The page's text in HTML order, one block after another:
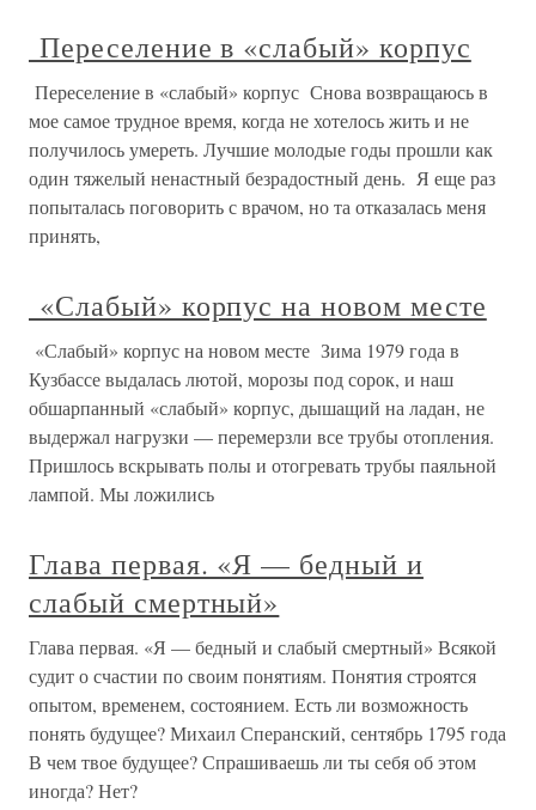
Переселение в «слабый» корпус
Переселение в «слабый» корпус Снова возвращаюсь в
мое самое трудное время, когда не хотелось жить и не
получилось умереть. Лучшие молодые годы прошли как
один тяжелый ненастный безрадостный день. Я еще раз
попыталась поговорить с врачом, но та отказалась меня
принять,
«Слабый» корпус на новом месте
«Слабый» корпус на новом месте Зима 1979 года в
Кузбассе выдалась лютой, морозы под сорок, и наш
обшарпанный «слабый» корпус, дышащий на ладан, не
выдержал нагрузки — перемерзли все трубы отопления.
Пришлось вскрывать полы и отогревать трубы паяльной
лампой. Мы ложились
Глава первая. «Я — бедный и
слабый смертный»
Глава первая. «Я — бедный и слабый смертный» Всякой
судит о счастии по своим понятиям. Понятия строятся
опытом, временем, состоянием. Есть ли возможность
понять будущее? Михаил Сперанский, сентябрь 1795 года
В чем твое будущее? Спрашиваешь ли ты себя об этом
иногда? Нет?